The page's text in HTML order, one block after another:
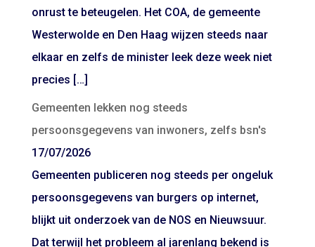
onrust te beteugelen. Het COA, de gemeente
Westerwolde en Den Haag wijzen steeds naar
elkaar en zelfs de minister leek deze week niet
precies […]
Gemeenten lekken nog steeds
persoonsgegevens van inwoners, zelfs bsn's
17/07/2026
Gemeenten publiceren nog steeds per ongeluk
persoonsgegevens van burgers op internet,
blijkt uit onderzoek van de NOS en Nieuwsuur.
Dat terwijl het probleem al jarenlang bekend is